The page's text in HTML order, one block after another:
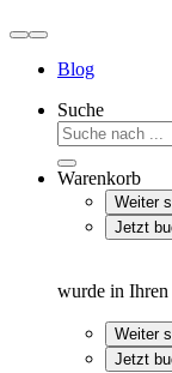
Blog
Suche
Warenkorb
Weiter
Jetzt
wurde in Ihren
Weiter
Jetzt